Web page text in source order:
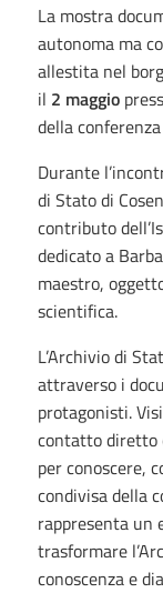
La mostra
autonoma ma
allestita nel
il 2 maggio
della
Durante
di Stato di
contributo
dedicato a
maestro,
scientifica.
L’Archivio di
attraverso i
protagonisti.
contatto diretto
per conoscere,
condivisa della
rappresenta un
trasformare
conoscenza e